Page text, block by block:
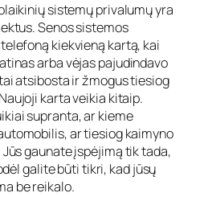
sistemų privalumų yra
Senos sistemos
kiekvieną kartą, kai
arba vėjas pajudindavo
atsibosta ir žmogus tiesiog
karta veikia kitaip.
supranta, ar kieme
ar tiesiog kaimyno
gaunate įspėjimą tik tada,
galite būti tikri, kad jūsų
be reikalo.